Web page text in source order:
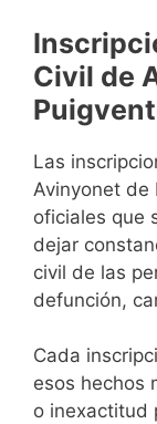
Civil de
Las
Avinyonet de
oficiales que
dejar
civil de las
defunción,
Cada
esos hechos
o inexactitud